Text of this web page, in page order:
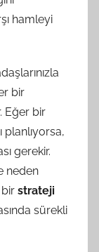
hamleyi
bir
Eğer bir
planlıyorsa,
gerekir.
neden
strateji
sürekli